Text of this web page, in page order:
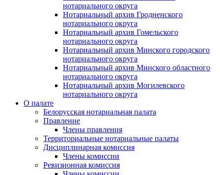
нотариального округа
Нотариальный архив Гродненского
нотариального округа
Нотариальный архив Гомельского
нотариального округа
Нотариальный архив Минского городского
нотариального округа
Нотариальный архив Минского областного
нотариального округа
Нотариальный архив Могилевского
нотариального округа
О палате
Белорусская нотариальная палата
Правление
Члены правления
Территориальные нотариальные палаты
Дисциплинарная комиссия
Члены комиссии
Ревизионная комиссия